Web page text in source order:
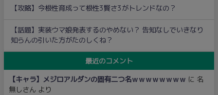
【攻略】今根性育成って根性3賢さ3がトレンドなの？
【話題】実装ウマ娘発表するのやめない？ 告知なしでいきなり
知らんの引いた方がたのしくね？
最近のコメント
【キャラ】メジロアルダンの固有二つ名ｗｗｗｗｗｗｗｗ に 名
無しさん より